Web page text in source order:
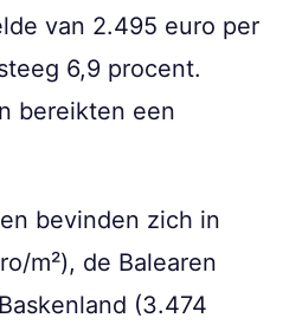
van 2.495 euro per
6,9 procent.
bereikten een
bevinden zich in
m²), de Balearen
(3.474